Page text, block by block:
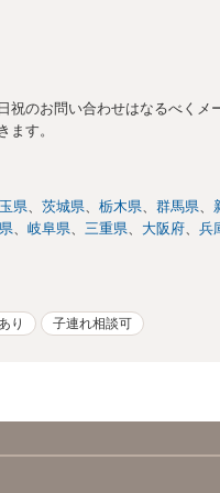
祝のお問い合わせはなるべくメ
ます。
県 茨城県 栃木県 群馬県
岐阜県 三重県 大阪府 兵
り 子連れ相談可